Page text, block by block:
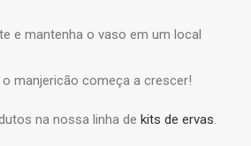
e mantenha o vaso em um local
manjericão começa a crescer!
na nossa linha de kits de ervas.